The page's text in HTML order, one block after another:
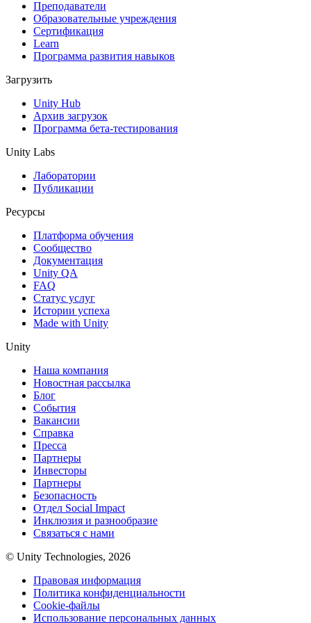
XR-игры
Запускайте XR-игры на разных платформах
Упрощенное создание многопользовательских игр
Преподаватели
Образовательные учреждения
Сертификация
Learn
Программа развития навыков
Загрузить
Unity Hub
Архив загрузок
Программа бета-тестирования
Unity Labs
Лаборатории
Публикации
Ресурсы
Платформа обучения
Сообщество
Документация
Unity QA
FAQ
Статус услуг
Истории успеха
Made with Unity
Unity
Наша компания
Новостная рассылка
Блог
События
Вакансии
Справка
Пресса
Партнеры
Инвесторы
Партнеры
Безопасность
Отдел Social Impact
Инклюзия и разнообразие
Связаться с нами
© Unity Technologies, 2026
Правовая информация
Политика конфиденциальности
Cookie-файлы
Использование персональных данных